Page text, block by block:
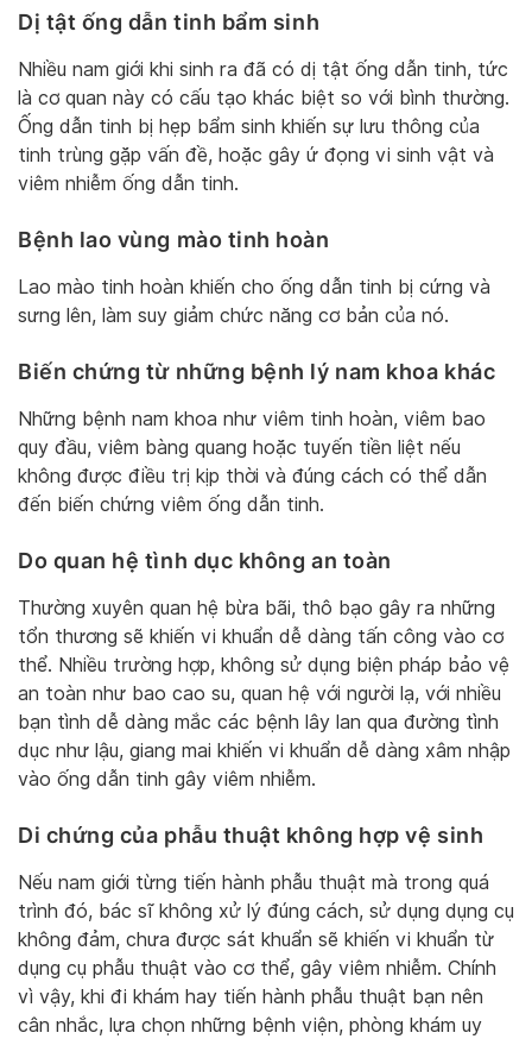
Dị tật ống dẫn tinh bẩm sinh
Nhiều nam giới khi sinh ra đã có dị tật ống dẫn tinh, tức
là cơ quan này có cấu tạo khác biệt so với bình thường.
Ống dẫn tinh bị hẹp bẩm sinh khiến sự lưu thông của
tinh trùng gặp vấn đề, hoặc gây ứ đọng vi sinh vật và
viêm nhiễm ống dẫn tinh.
Bệnh lao vùng mào tinh hoàn
Lao mào tinh hoàn khiến cho ống dẫn tinh bị cứng và
sưng lên, làm suy giảm chức năng cơ bản của nó.
Biến chứng từ những bệnh lý nam khoa khác
Những bệnh nam khoa như viêm tinh hoàn, viêm bao
quy đầu, viêm bàng quang hoặc tuyến tiền liệt nếu
không được điều trị kịp thời và đúng cách có thể dẫn
đến biến chứng viêm ống dẫn tinh.
Do quan hệ tình dục không an toàn
Thường xuyên quan hệ bừa bãi, thô bạo gây ra những
tổn thương sẽ khiến vi khuẩn dễ dàng tấn công vào cơ
thể. Nhiều trường hợp, không sử dụng biện pháp bảo vệ
an toàn như bao cao su, quan hệ với người lạ, với nhiều
bạn tình dễ dàng mắc các bệnh lây lan qua đường tình
dục như lậu, giang mai khiến vi khuẩn dễ dàng xâm nhập
vào ống dẫn tinh gây viêm nhiễm.
Di chứng của phẫu thuật không hợp vệ sinh
Nếu nam giới từng tiến hành phẫu thuật mà trong quá
trình đó, bác sĩ không xử lý đúng cách, sử dụng dụng cụ
không đảm, chưa được sát khuẩn sẽ khiến vi khuẩn từ
dụng cụ phẫu thuật vào cơ thể, gây viêm nhiễm. Chính
vì vậy, khi đi khám hay tiến hành phẫu thuật bạn nên
cân nhắc, lựa chọn những bệnh viện, phòng khám uy